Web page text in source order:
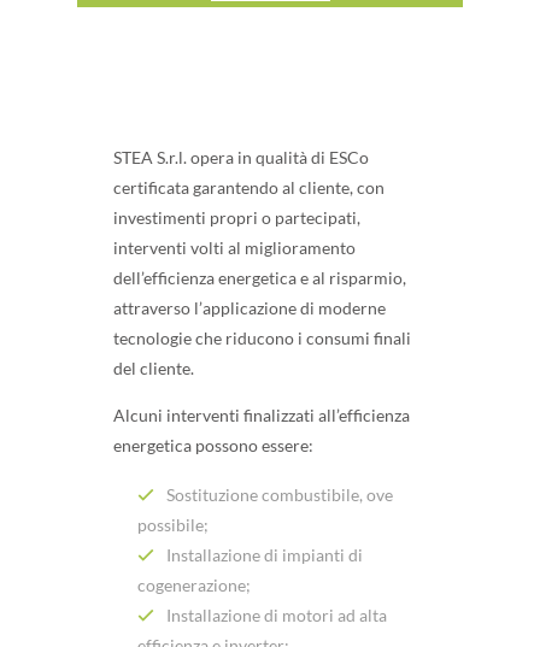
STEA S.r.l. opera in qualità di ESCo
certificata garantendo al cliente, con
investimenti propri o partecipati,
interventi volti al miglioramento
dell’efficienza energetica e al risparmio,
attraverso l’applicazione di moderne
tecnologie che riducono i consumi finali
del cliente.
Alcuni interventi finalizzati all’efficienza
energetica possono essere:
Sostituzione combustibile, ove
possibile;
Installazione di impianti di
cogenerazione;
Installazione di motori ad alta